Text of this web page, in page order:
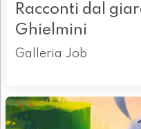
Racconti dal
Ghielmini
Galleria Job